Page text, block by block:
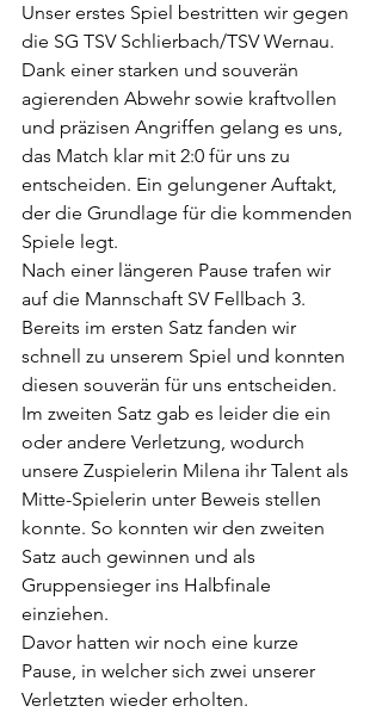
Unser erstes Spiel bestritten wir gegen
die SG TSV Schlierbach/TSV Wernau.
Dank einer starken und souverän
agierenden Abwehr sowie kraftvollen
und präzisen Angriffen gelang es uns,
das Match klar mit 2:0 für uns zu
entscheiden. Ein gelungener Auftakt,
der die Grundlage für die kommenden
Spiele legt.
Nach einer längeren Pause trafen wir
auf die Mannschaft SV Fellbach 3.
Bereits im ersten Satz fanden wir
schnell zu unserem Spiel und konnten
diesen souverän für uns entscheiden.
Im zweiten Satz gab es leider die ein
oder andere Verletzung, wodurch
unsere Zuspielerin Milena ihr Talent als
Mitte-Spielerin unter Beweis stellen
konnte. So konnten wir den zweiten
Satz auch gewinnen und als
Gruppensieger ins Halbfinale
einziehen.
Davor hatten wir noch eine kurze
Pause, in welcher sich zwei unserer
Verletzten wieder erholten.